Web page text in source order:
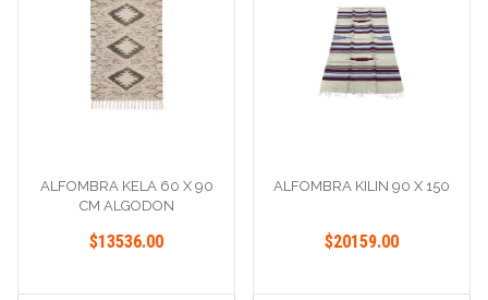
ALFOMBRA KELA 60 X 90
CM ALGODON
$13536.00
ALFOMBRA KILIN 90 X 150
$20159.00